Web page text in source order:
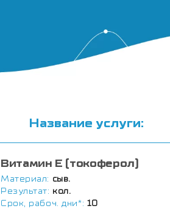
Название услуги:
Витамин Е (токоферол)
Материал: сыв.
Результат: кол.
Срок, рабоч. дни*: 10